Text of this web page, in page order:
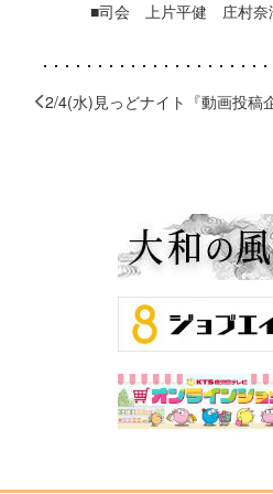
■司会 上片平健 庄村奈
2/4(水)見っどナイト『動画投稿